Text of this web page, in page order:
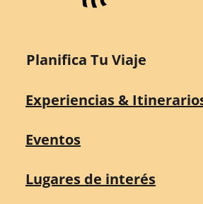
Planifica Tu Viaje
Experiencias &
Eventos
Lugares de interés